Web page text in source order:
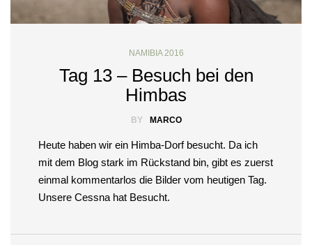
NAMIBIA 2016
Tag 13 – Besuch bei den
Himbas
BY MARCO
Heute haben wir ein Himba-Dorf besucht. Da ich
mit dem Blog stark im Rückstand bin, gibt es zuerst
einmal kommentarlos die Bilder vom heutigen Tag.
Unsere Cessna hat Besucht.